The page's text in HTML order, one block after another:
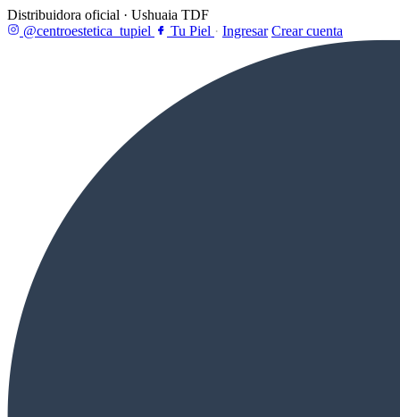
Distribuidora oficial · Ushuaia TDF
@centroestetica_tupiel
Tu Piel · Ingresar Crear cuenta